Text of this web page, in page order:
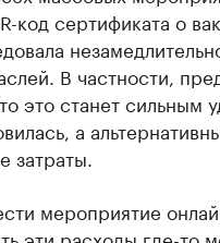
код сертификата о
В частности,
это станет сильным
а
затраты.
мероприятие